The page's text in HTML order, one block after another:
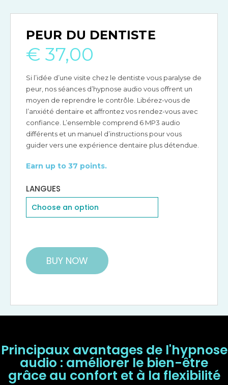
PEUR DU DENTISTE
€ 37,00
Si l’idée d’une visite chez le dentiste vous paralyse de
peur, nos séances d’hypnose audio vous offrent un
moyen de reprendre le contrôle. Libérez-vous de
l’anxiété dentaire et affrontez vos rendez-vous avec
confiance. L’ensemble comprend 6 MP3 audio
différents et un manuel d’instructions pour vous
guider vers une expérience dentaire plus détendue.
Earn up to 37 points.
LANGUES
BUY NOW
Principaux avantages de l'hypnose
audio : améliorer le bien-être
grâce au confort et à la flexibilité